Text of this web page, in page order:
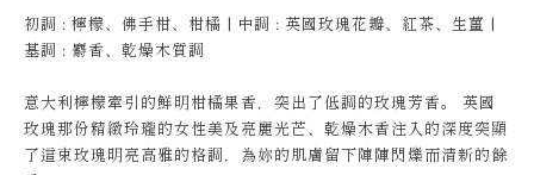
初調 : 檸檬、佛手柑、柑橘 | 中調 : 英國玫瑰花瓣、紅茶、生薑 |
基調 : 麝香、乾燥木質調
意大利檸檬牽引的鮮明柑橘果香，突出了低調的玫瑰芳香。 英國
玫瑰那份精緻玲瓏的女性美及亮麗光芒、乾燥木香注入的深度突顯
了這束玫瑰明亮高雅的格調，為妳的肌膚留下陣陣閃爍而清新的餘